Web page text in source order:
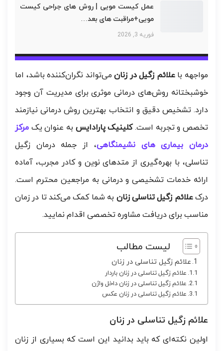
عمل کیست مویی | روش های جراحی کیست
مویی+مراقبت های بعد…
فوریه 3, 2026
مواجهه باعلائم زگیل در زنانمی‌تواند نگران‌کننده باشد، اما
خوشبختانه روش‌های درمانی موثری برای مدیریت آن وجود
دارد. تشخیص دقیق و انتخاب بهترین روش درمانی نیازمند
تخصص و تجربه است.کلینیک پارادایس به عنوان یک مرکز
درمان بیماری های نشیمنگاهی، از جمله درمان زگیل
تناسلی، با بهره‌گیری از متدهای نوین و کادر مجرب، آماده
ارائه خدمات تشخیصی و درمانی به مراجعین محترم است.
درکعلائم زگیل تناسلی زنان به شما کمک می‌کند تا در زمان
مناسب برای دریافت مشاوره تخصصی اقدام نمایید.
لیست مطالب
علائم زگیل تناسلی در زنان
علائم زگیل تناسلی در زنان باردار
علائم زگیل تناسلی در زنان داخل واژن
علائم زگیل تناسلی در زنان عکس
علائم زگیل تناسلی در زنان
اولین نکته‌ای که باید بدانید این است که بسیاری از زنان